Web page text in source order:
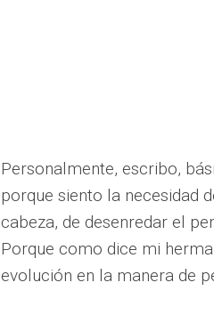
Personalmente, escribo,
porque siento la necesidad
cabeza, de desenredar el
Porque como dice mi
evolución en la manera de